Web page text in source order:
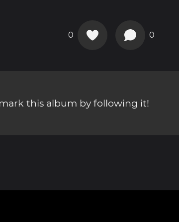
0 0
this album by following it!